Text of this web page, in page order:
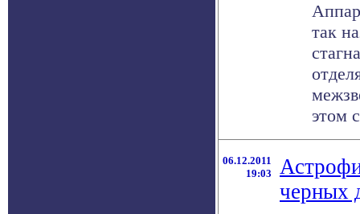
так
этом
06.12.2011
19:03
черных